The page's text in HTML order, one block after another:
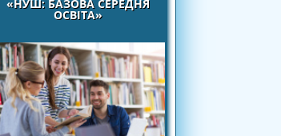
«НУШ: БАЗОВА СЕРЕДНЯ
ОСВІТА»